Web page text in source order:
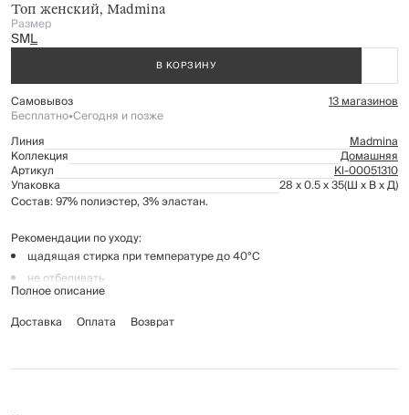
Топ женский, Madmina
Размер
SML
В КОРЗИНУ
Самовывоз 13 магазинов
Бесплатно•Сегодня и позже
Линия
Madmina
Коллекция Домашняя
Артикул Kl-00051310
Упаковка 28 x 0.5 x 35(Ш x В x Д)
Состав: 97% полиэстер, 3% эластан.
Рекомендации по уходу:
щадящая стирка при температуре до 40°С
не отбеливать
гладить при температуре до 110°C, без пара
профессиональная сухая деликатная чистка в тетрахлорэтилене и
Полное описание
Доставка
Оплата Возврат